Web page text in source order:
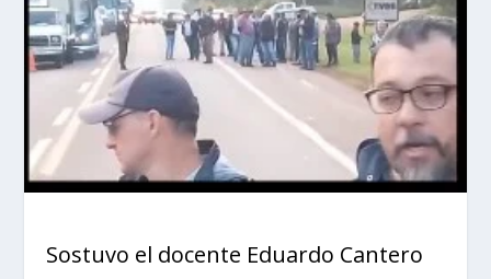
Sostuvo el docente Eduardo Cantero